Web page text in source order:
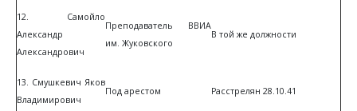
12. Самойло
Александр
Александрович
Преподаватель ВВИА
им. Жуковского
В той же должности
13. Смушкевич Яков
Владимирович
Под арестом Расстрелян 28.10.41